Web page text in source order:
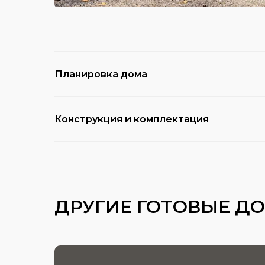
Планировка дома
Конструкция и комплектация
ДРУГИЕ ГОТОВЫЕ